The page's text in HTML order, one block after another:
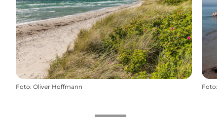
Foto: Oliver Hoffmann Foto: